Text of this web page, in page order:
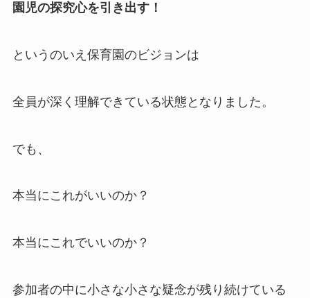
園児の探究心を引き出す！
というのいえ保育園のビジョンは
全員が深く理解できている状態となりました。
でも、
本当にこれがいいのか？
本当にこれでいいのか？
参加者の中に小さな小さな疑念が残り続けている